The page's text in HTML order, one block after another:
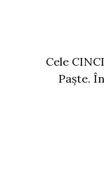
Cele
Paște.